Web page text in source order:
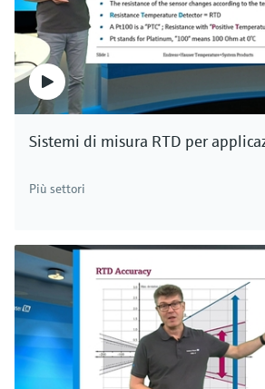
Elettrodo di pH Memosens 2.0 ISFET
chimica, farmaceutica e alimentare
Prezzo dopologin
Sensore di pH digitale
Memosens CPS97E
Sistemi di misura RTD per
Più settori